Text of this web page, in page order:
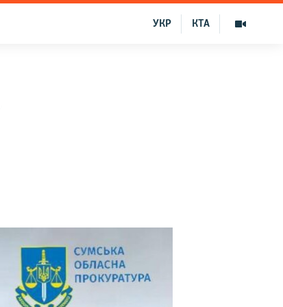
КТА
УКР